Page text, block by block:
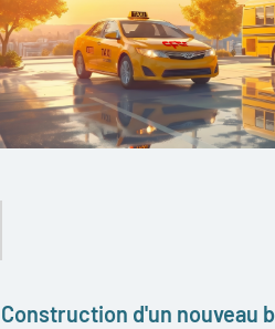
Construction d'un nouveau